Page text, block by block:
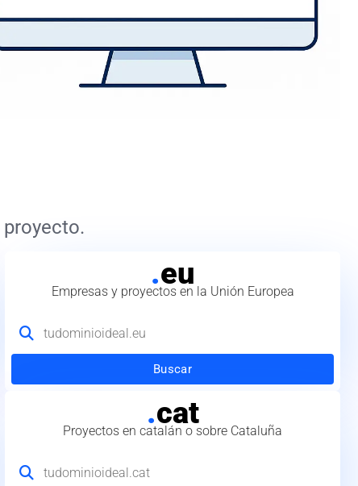
.eu
Empresas y proyectos en la Unión Europea
Buscar
.cat
Proyectos en catalán o sobre Cataluña